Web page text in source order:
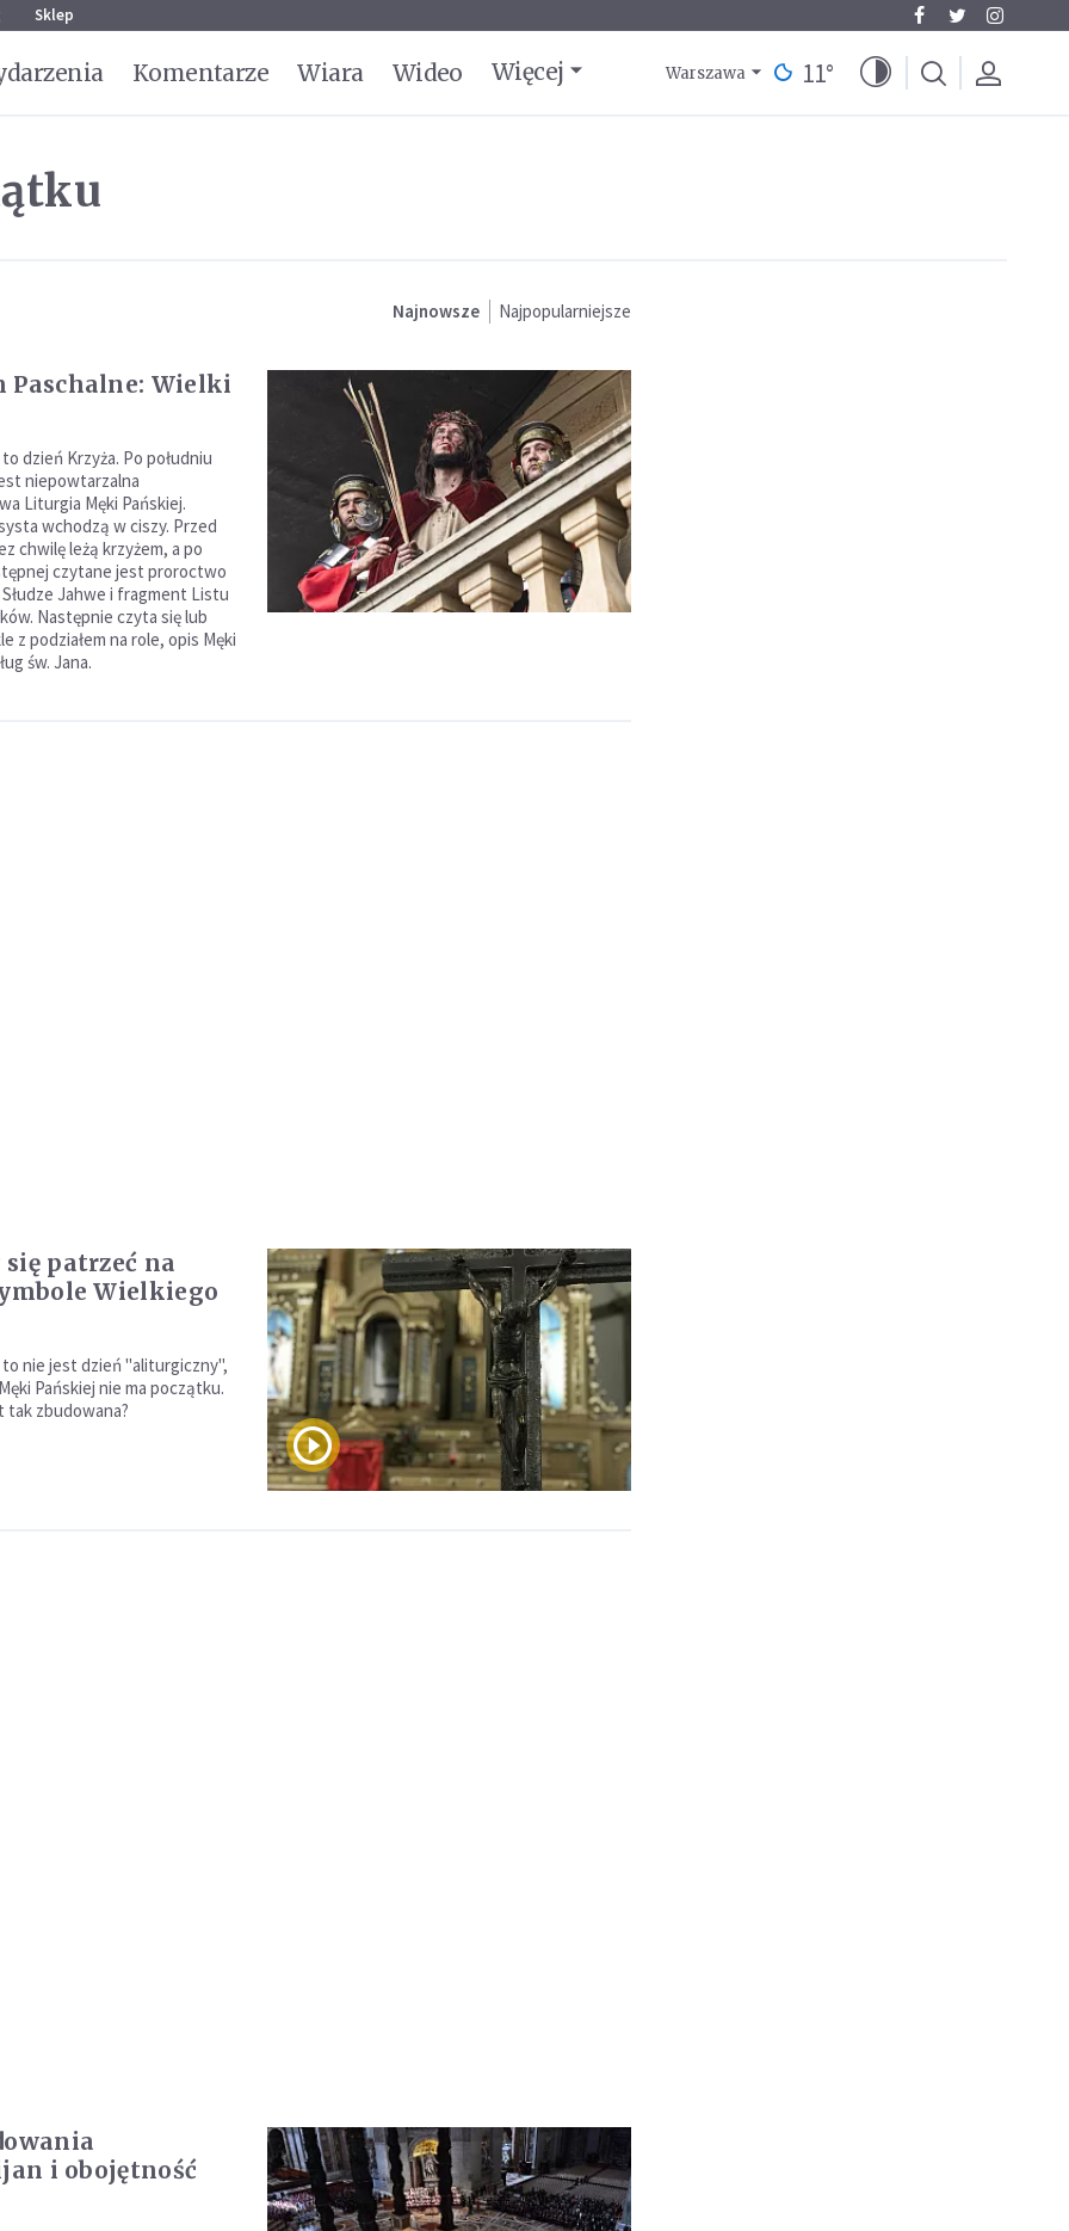
Sklep
Komentarze Wiara Wideo Więcej Warszawa 11°
Najnowsze Najpopularniejsze
Paschalne: Wielki
dzień Krzyża. Po południu
niepowtarzalna
Liturgia Męki Pańskiej.
wchodzą w ciszy. Przed
chwilę leżą krzyżem, a po
czytane jest proroctwo
Jahwe i fragment Listu
Następnie czyta się lub
z podziałem na role, opis Męki
św. Jana.
się patrzeć na
Wielkiego
nie jest dzień "aliturgiczny",
Pańskiej nie ma początku.
tak zbudowana?
i obojętność